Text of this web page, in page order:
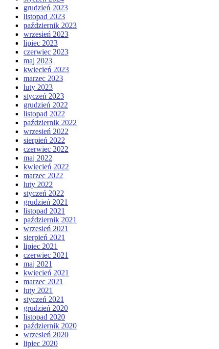
grudzień 2023
listopad 2023
październik 2023
wrzesień 2023
lipiec 2023
czerwiec 2023
maj 2023
kwiecień 2023
marzec 2023
luty 2023
styczeń 2023
grudzień 2022
listopad 2022
październik 2022
wrzesień 2022
sierpień 2022
czerwiec 2022
maj 2022
kwiecień 2022
marzec 2022
luty 2022
styczeń 2022
grudzień 2021
listopad 2021
październik 2021
wrzesień 2021
sierpień 2021
lipiec 2021
czerwiec 2021
maj 2021
kwiecień 2021
marzec 2021
luty 2021
styczeń 2021
grudzień 2020
listopad 2020
październik 2020
wrzesień 2020
lipiec 2020